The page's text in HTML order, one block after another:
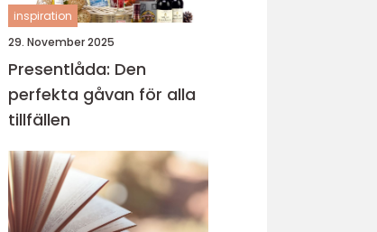
inspiration
29. November 2025
Presentlåda: Den
perfekta gåvan för alla
tillfällen